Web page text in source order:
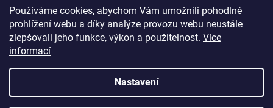
Používáme cookies, abychom Vám umožnili pohodlné
prohlížení webu a díky analýze provozu webu neustále
zlepšovali jeho funkce, výkon a použitelnost. Více
informací
Nastavení